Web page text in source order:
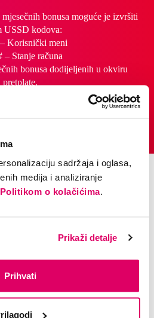
sadržaja i oglasa,
medija i analiziranje
Politikom o kolačićima
Prikaži detalje
Prihvati
bonusa moguće je izvršiti
USSD kodova:
Korisnički meni
– Stanje računa
bonusa dodijeljenih u okviru
pretplate.
opcije